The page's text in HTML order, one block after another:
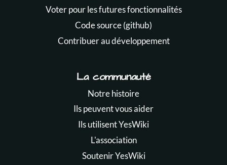
Voter pour les futures fonctionnalités
Code source (github)
Contribuer au développement
La communauté
Notre histoire
Ils peuvent vous aider
Ils utilisent YesWiki
L'association
Soutenir YesWiki